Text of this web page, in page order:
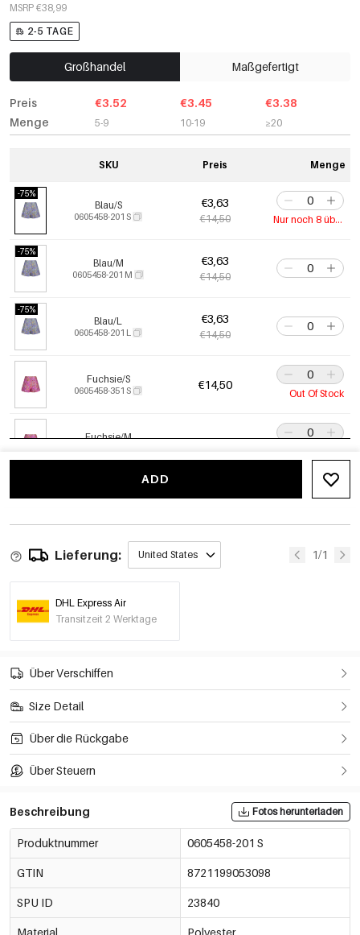
MSRP €38,99
2-5 TAGE
Großhandel Maßgefertigt
Preis
Menge
€3.52
5-9
€3.45
10-19
€3.38
≥20
SKU Preis Menge
-75%
Blau/S
0605458-201 S
€3,63
€14,50 Nur noch 8 übrig
-75%
Blau/M
0605458-201 M
€3,63
€14,50
-75%
Blau/L
0605458-201 L
€3,63
€14,50
Fuchsie/S
0605458-351 S €14,50
Out Of Stock
Fuchsie/M €14,50
€14,50
Sekt/S
0605458-051 S €14,50
0605458-051 M
Sekt/L
0605458-051 L
ADD
Lieferung: United States 1/1
DHL Express Air
Transitzeit 2 Werktage
Über Verschiffen
Size Detail
Über die Rückgabe
Über Steuern
Beschreibung Fotos herunterladen
Produktnummer 0605458-201 S
GTIN 8721199053098
SPU ID 23840